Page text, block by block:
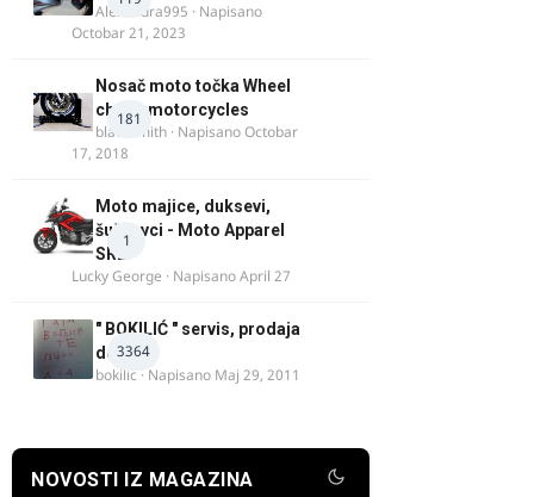
Alexandra995 · Napisano
Octobar 21, 2023
181
Nosač moto točka Wheel
chock motorcycles
blacksmith · NapisanoOctobar
17, 2018
1
Moto majice, duksevi,
šuškavci - Moto Apparel
SRB
Lucky George · NapisanoApril 27
3364
" BOKILIĆ " servis, prodaja
delova
bokilic · Napisano Maj 29, 2011
NOVOSTI IZ MAGAZINA